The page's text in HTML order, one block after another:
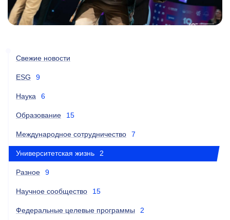
Свежие новости
ESG 9
Наука 6
Образование 15
Международное сотрудничество 7
Университетская жизнь 2
Разное 9
Научное сообщество 15
Федеральные целевые программы 2